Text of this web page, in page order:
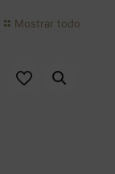
Mostrar todo